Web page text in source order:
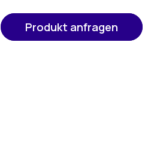
Produkt anfragen